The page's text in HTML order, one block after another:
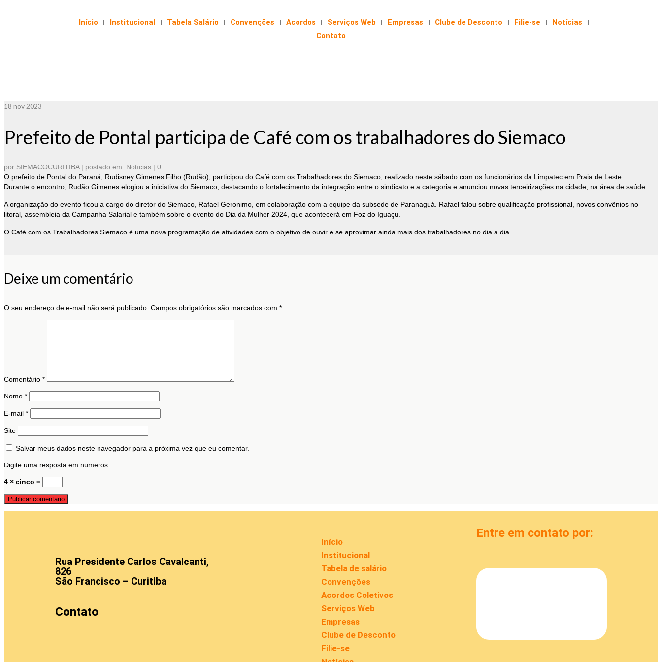
Início Institucional Tabela Salário Convenções Acordos Serviços Web Empresas Clube de Desconto Filie-se
Notícias
Contato
18 nov 2023
Prefeito de Pontal participa de Café com os trabalhadores do Siemaco
por SIEMACOCURITIBA| postado em: Notícias | 0
O prefeito de Pontal do Paraná, Rudisney Gimenes Filho (Rudão), participou do Café com os Trabalhadores do Siemaco, realizado neste sábado com os funcionários da Limpatec em Praia de Leste.
Durante o encontro, Rudão Gimenes elogiou a iniciativa do Siemaco, destacando o fortalecimento da integração entre o sindicato e a categoria e anunciou novas terceirizações na cidade, na área de saúde.
A organização do evento ficou a cargo do diretor do Siemaco, Rafael Geronimo, em colaboração com a equipe da subsede de Paranaguá. Rafael falou sobre qualificação profissional, novos convênios no
litoral, assembleia da Campanha Salarial e também sobre o evento do Dia da Mulher 2024, que acontecerá em Foz do Iguaçu.
O Café com os Trabalhadores Siemaco é uma nova programação de atividades com o objetivo de ouvir e se aproximar ainda mais dos trabalhadores no dia a dia.
Deixe um comentário
O seu endereço de e-mail não será publicado. Campos obrigatórios são marcados com *
Comentário *
Nome *
E-mail *
Site
Salvar meus dados neste navegador para a próxima vez que eu comentar.
Digite uma resposta em números:
4 × cinco =
Rua Presidente Carlos Cavalcanti,
826
São Francisco – Curitiba
Contato
Início
Institucional
Tabela de salário
Convenções
Acordos Coletivos
Serviços Web
Empresas
Clube de Desconto
Filie-se
Entre em contato por: